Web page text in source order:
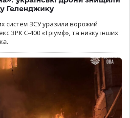
Геленджику
систем ЗСУ уразили ворожий
ЗРК С-400 «Тріумф», та низку інших